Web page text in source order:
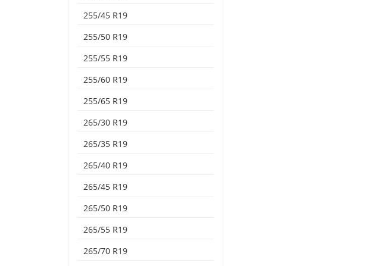
255/45 R19
255/50 R19
255/55 R19
255/60 R19
255/65 R19
265/30 R19
265/35 R19
265/40 R19
265/45 R19
265/50 R19
265/55 R19
265/70 R19